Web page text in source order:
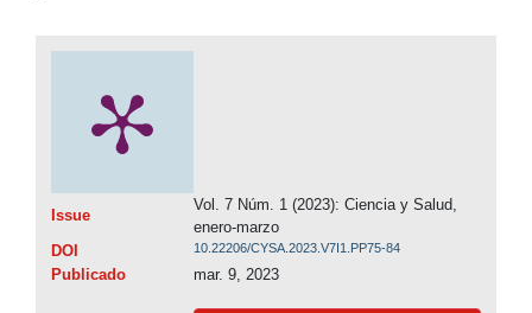
Issue
Vol. 7 Núm. 1 (2023): Ciencia y Salud,
enero-marzo
DOI
10.22206/CYSA.2023.V7I1.PP75-84
Publicado mar. 9, 2023